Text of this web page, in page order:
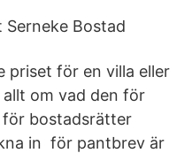
Bostad
priset för en villa eller
om vad den för
bostadsrätter
in för pantbrev är